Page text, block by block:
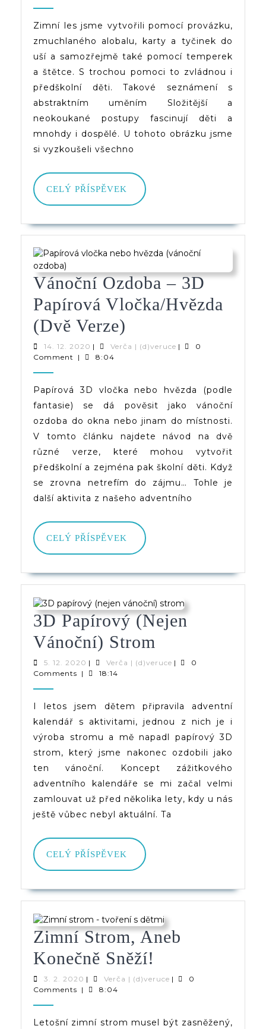
Pomocí
Provázku
Zimní les jsme vytvořili pomocí provázku,
zmuchlaného alobalu, karty a tyčinek do
uší a samozřejmě také pomocí temperek
a štětce. S trochou pomoci to zvládnou i
předškolní děti. Takové seznámení s
abstraktním uměním Složitější a
neokoukané postupy fascinují děti a
mnohdy i dospělé. U tohoto obrázku jsme
si vyzkoušeli všechno
CELÝ PŘÍSPĚVEK
CELÝ
PŘÍSPĚVEK
Vánoční Ozdoba – 3D
Papírová Vločka/hvězda
(dvě Verze)
Ozdoba
3D
Papírová
Vločka/hvězda
(dvě
Verze)
14. 12. 2020 14.
12.
| Verča | (d)veruceVerča
|
0
Comment
| 8:04
Papírová 3D vločka nebo hvězda (podle
fantasie) se dá pověsit jako vánoční
ozdoba do okna nebo jinam do místnosti.
V tomto článku najdete návod na dvě
různé verze, které mohou vytvořit
předškolní a zejména pak školní děti. Když
se zrovna netrefím do zájmu… Tohle je
další aktivita z našeho adventního
CELÝ PŘÍSPĚVEK
CELÝ
PŘÍSPĚVEK
3D Papírový (nejen
Vánoční) Strom
Papírový
Vánoční)
Strom
5. 12. 2020 5.
12.
| Verča | (d)veruceVerča
|
0
Comments | 18:14
I letos jsem dětem připravila adventní
kalendář s aktivitami, jednou z nich je i
výroba stromu a mě napadl papírový 3D
strom, který jsme nakonec ozdobili jako
ten vánoční. Koncept zážitkového
adventního kalendáře se mi začal velmi
zamlouvat už před několika lety, kdy u nás
ještě vůbec nebyl aktuální. Ta
CELÝ PŘÍSPĚVEK
CELÝ
PŘÍSPĚVEK
Zimní Strom, Aneb
Konečně Sněží!
Strom,
Konečně
3. 2. 2020 3.
2.
| Verča | (d)veruceVerča
|
0
Comments | 8:04
Letošní zimní strom musel být zasněžený,